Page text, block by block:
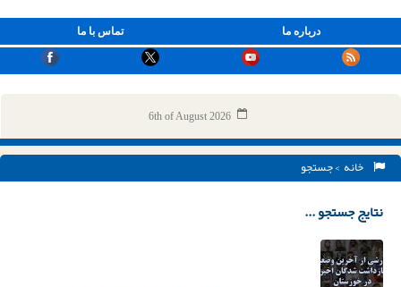
تماس با ما درباره ما
6th of August 2026
خانه > جستجو
نتایج جستجو ...